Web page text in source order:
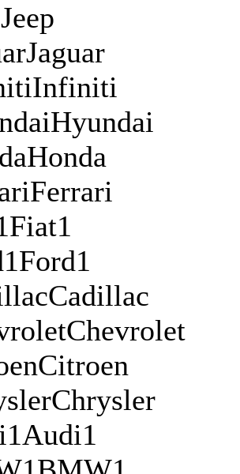
Jeep
Jaguar
Infiniti
Hyundai
Honda
Ferrari
Fiat1
Ford1
Cadillac
Chevrolet
Citroen
Chrysler
Audi1